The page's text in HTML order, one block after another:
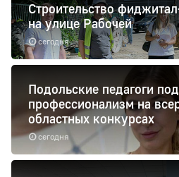
сегодня
Строительство
на улице Рабочей
сегодня
Подольские педагоги
профессионализм на
областных конкурсах